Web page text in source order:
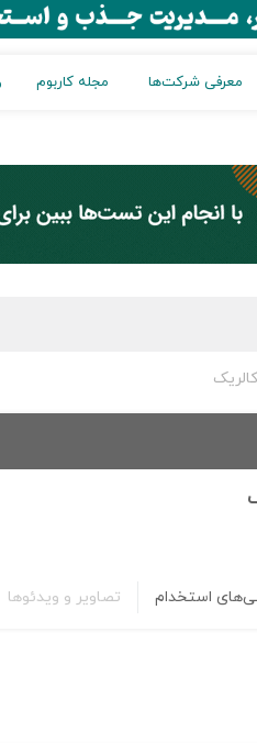
معرفی شرکت‌ها مجله کاربوم
استخدام تصاویر و ویدئوها